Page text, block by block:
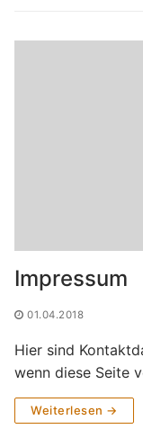
Impressum
01.04.2018
Hier sind
wenn diese Seite
Weiterlesen →